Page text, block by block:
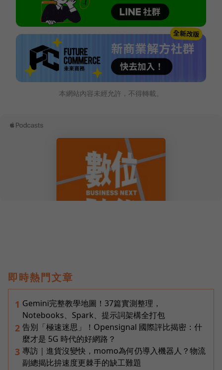
本網站內容未經允許，不得轉載。
即時熱門文章
1 Gemini完整教學地圖！37篇實測整理，
Notebooks、Spark、提示詞架構全打包
2 告別「極速迷思」！Opensignal 國際評比揭密：什
麼才是 5G 時代的好網路？
3 專訪｜進貨沒變快，momo為何仍導入機器人？物流
副總揭比拚速度更棘手的缺工難題